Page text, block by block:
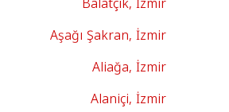
Aşağı Şakran, İzmir
Aliağa, İzmir
Alaniçi, İzmir